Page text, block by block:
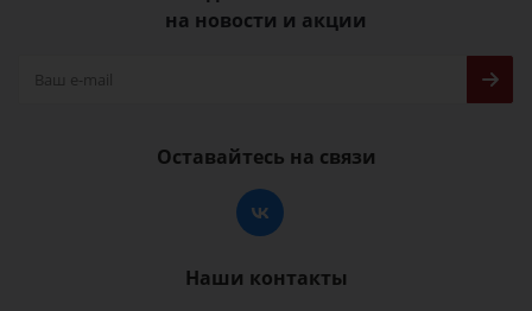
на новости и акции
Оставайтесь на связи
Наши контакты